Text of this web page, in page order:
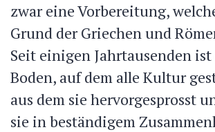
zwar eine Vorbereitung,
Grund der Griechen und
Seit einigen Jahrtausenden ist
Boden, auf dem alle Kultur
aus dem sie hervorgesprosst
sie in beständigem